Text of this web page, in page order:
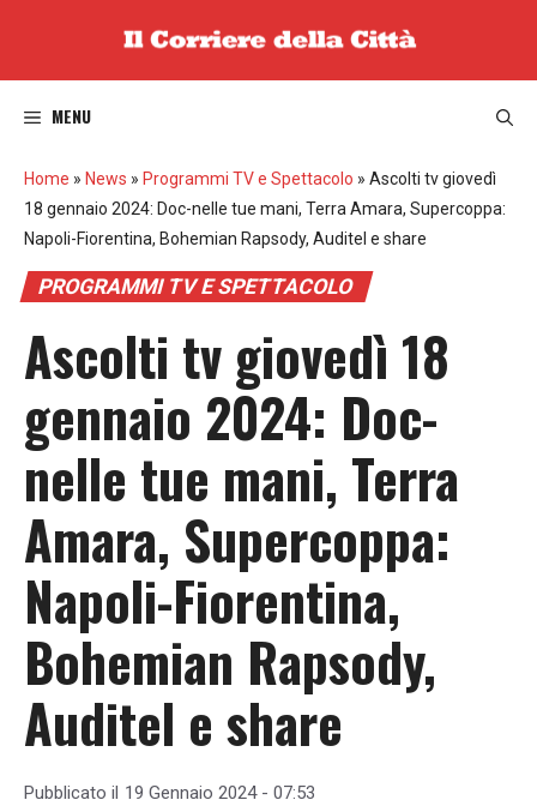
MENU
Home » News » Programmi TV e Spettacolo » Ascolti tv giovedì
18 gennaio 2024: Doc-nelle tue mani, Terra Amara, Supercoppa:
Napoli-Fiorentina, Bohemian Rapsody, Auditel e share
PROGRAMMI TV E SPETTACOLO
Ascolti tv giovedì 18
gennaio 2024: Doc-
nelle tue mani, Terra
Amara, Supercoppa:
Napoli-Fiorentina,
Bohemian Rapsody,
Auditel e share
Pubblicato il 19 Gennaio 2024 - 07:53